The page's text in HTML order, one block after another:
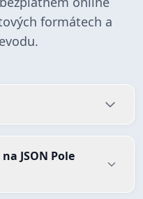
formátech a
JSON Pole